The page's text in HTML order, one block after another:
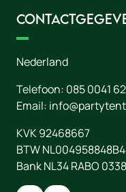
Nederland
Telefoon: 085 0041
Email:
KVK 92468667
BTW
Bank NL34 RABO